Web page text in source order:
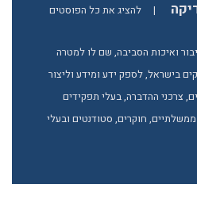
|
להציג את כל הפוסטים
ואיכות הסביבה, שם לו למטרה
בישראל, לספק ידע ומידע וליצור
צרכני ההדברה, בעלי תפקידים
חוקרים, סטודנטים ובעלי